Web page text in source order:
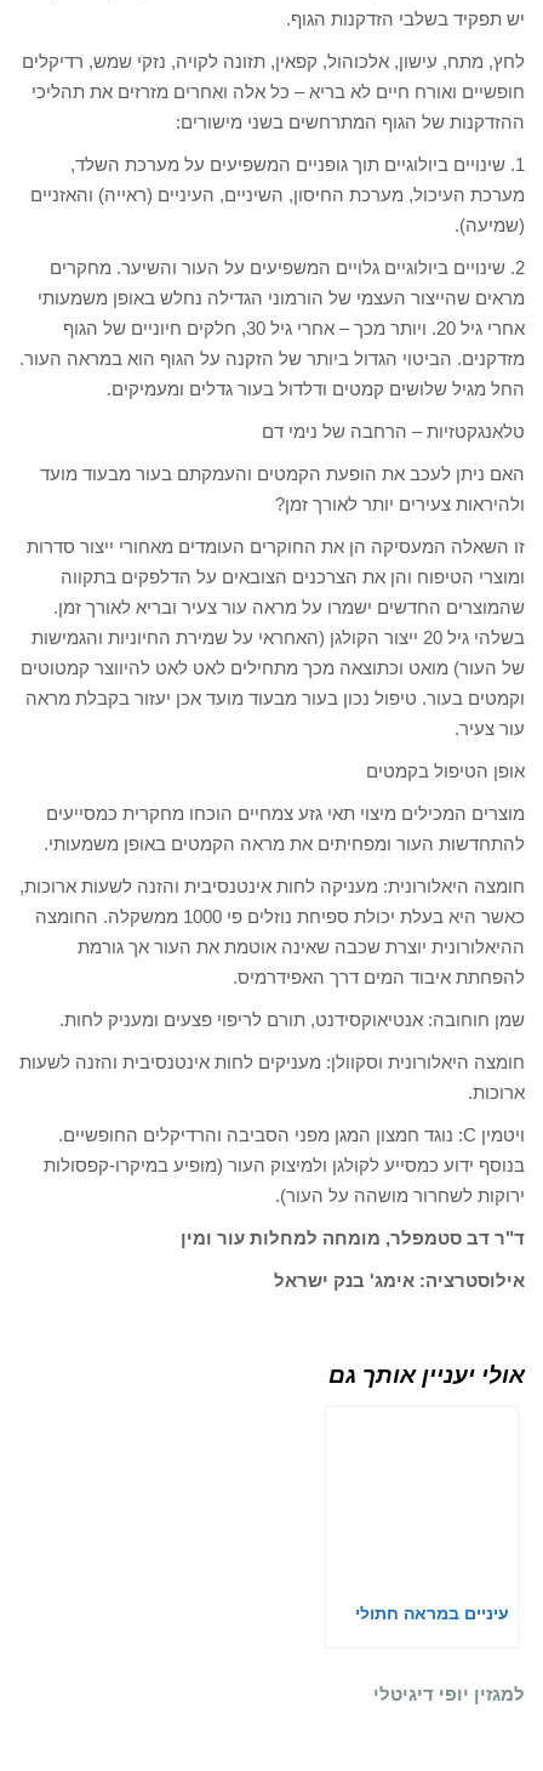
יש תפקיד בשלבי הזדקנות הגוף.
לחץ, מתח, עישון, אלכוהול, קפאין, תזונה לקויה, נזקי שמש, רדיקלים
חופשיים ואורח חיים לא בריא – כל אלה ואחרים מזרזים את תהליכי
ההזדקנות של הגוף המתרחשים בשני מישורים:
1. שינויים ביולוגיים תוך גופניים המשפיעים על מערכת השלד,
מערכת העיכול, מערכת החיסון, השיניים, העיניים (ראייה) והאזניים
(שמיעה).
2. שינויים ביולוגיים גלויים המשפיעים על העור והשיער. מחקרים
מראים שהייצור העצמי של הורמוני הגדילה נחלש באופן משמעותי
אחרי גיל 20. ויותר מכך – אחרי גיל 30, חלקים חיוניים של הגוף
מזדקנים. הביטוי הגדול ביותר של הזקנה על הגוף הוא במראה העור.
החל מגיל שלושים קמטים ודלדול בעור גדלים ומעמיקים.
טלאנגקטזיות – הרחבה של נימי דם
האם ניתן לעכב את הופעת הקמטים והעמקתם בעור מבעוד מועד
ולהיראות צעירים יותר לאורך זמן?
זו השאלה המעסיקה הן את החוקרים העומדים מאחורי ייצור סדרות
ומוצרי הטיפוח והן את הצרכנים הצובאים על הדלפקים בתקווה
שהמוצרים החדשים ישמרו על מראה עור צעיר ובריא לאורך זמן.
בשלהי גיל 20 ייצור הקולגן (האחראי על שמירת החיוניות והגמישות
של העור) מואט וכתוצאה מכך מתחילים לאט לאט להיווצר קמטוטים
וקמטים בעור. טיפול נכון בעור מבעוד מועד אכן יעזור בקבלת מראה
עור צעיר.
אופן הטיפול בקמטים
מוצרים המכילים מיצוי תאי גזע צמחיים הוכחו מחקרית כמסייעים
להתחדשות העור ומפחיתים את מראה הקמטים באופן משמעותי.
חומצה היאלורונית: מעניקה לחות אינטנסיבית והזנה לשעות ארוכות,
כאשר היא בעלת יכולת ספיחת נוזלים פי 1000 ממשקלה. החומצה
ההיאלורונית יוצרת שכבה שאינה אוטמת את העור אך גורמת
להפחתת איבוד המים דרך האפידרמיס.
שמן חוחובה: אנטיאוקסידנט, תורם לריפוי פצעים ומעניק לחות.
חומצה היאלורונית וסקוולן: מעניקים לחות אינטנסיבית והזנה לשעות
ארוכות.
ויטמין C: נוגד חמצון המגן מפני הסביבה והרדיקלים החופשיים.
בנוסף ידוע כמסייע לקולגן ולמיצוק העור (מופיע במיקרו-קפסולות
ירוקות לשחרור מושהה על העור).
ד"ר דב סטמפלר, מומחה למחלות עור ומין
אילוסטרציה: אימג' בנק ישראל
אולי יעניין אותך גם
עיניים במראה חתולי
למגזין יופי דיגיטלי